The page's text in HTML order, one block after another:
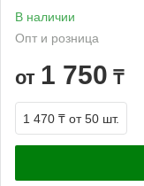
В наличии
Опт и розница
от 1 750 ₸
1 470 ₸ от 50 шт.